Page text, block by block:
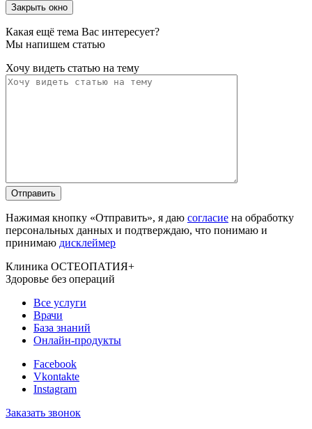
Закрыть окно
Какая ещё тема Вас интересует?
Мы напишем статью
Хочу видеть статью на тему
Нажимая кнопку «Отправить», я даю согласие на обработку
персональных данных и подтверждаю, что понимаю и
принимаю дисклеймер
Клиника ОСТЕОПАТИЯ+
Здоровье без операций
Все услуги
Врачи
База знаний
Онлайн-продукты
Facebook
Vkontakte
Instagram
Заказать звонок